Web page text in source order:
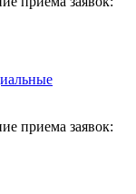
приема заявок: